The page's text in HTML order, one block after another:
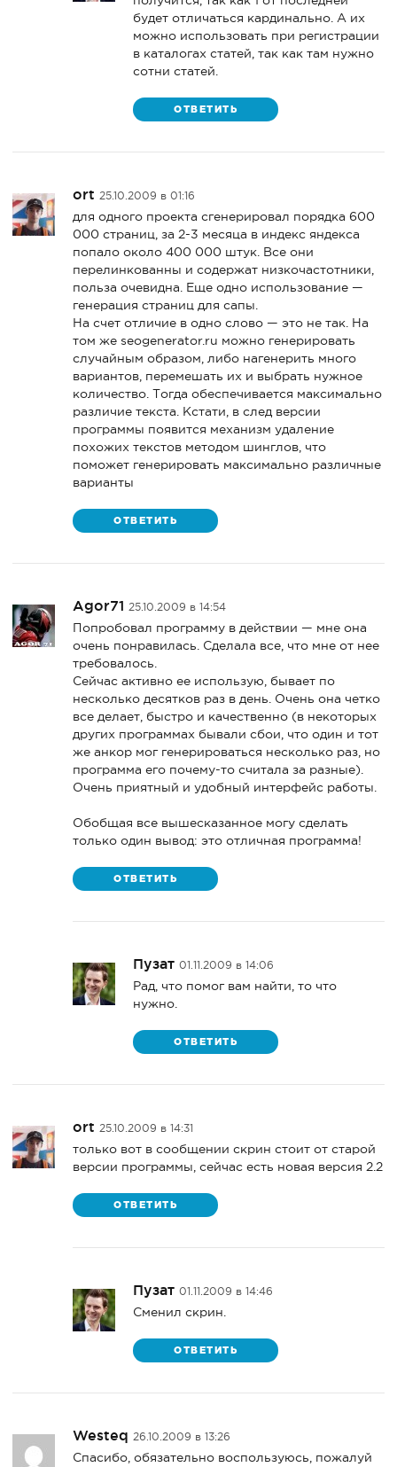
будет отличаться кардинально. А их
можно использовать при регистрации
в каталогах статей, так как там нужно
сотни статей.
ОТВЕТИТЬ
ort 25.10.2009 в 01:16
для одного проекта сгенерировал порядка 600
000 страниц, за 2-3 месяца в индекс яндекса
попало около 400 000 штук. Все они
перелинкованны и содержат низкочастотники,
польза очевидна. Еще одно использование —
генерация страниц для сапы.
На счет отличие в одно слово — это не так. На
том же seogenerator.ru можно генерировать
случайным образом, либо нагенерить много
вариантов, перемешать их и выбрать нужное
количество. Тогда обеспечивается максимально
различие текста. Кстати, в след версии
программы появится механизм удаление
похожих текстов методом шинглов, что
поможет генерировать максимально различные
варианты
ОТВЕТИТЬ
Agor71 25.10.2009 в 14:54
Попробовал программу в действии — мне она
очень понравилась. Сделала все, что мне от нее
требовалось.
Сейчас активно ее использую, бывает по
несколько десятков раз в день. Очень она четко
все делает, быстро и качественно (в некоторых
других программах бывали сбои, что один и тот
же анкор мог генерироваться несколько раз, но
программа его почему-то считала за разные).
Очень приятный и удобный интерфейс работы.
Обобщая все вышесказанное могу сделать
только один вывод: это отличная программа!
ОТВЕТИТЬ
Пузат01.11.2009 в 14:06
Рад, что помог вам найти, то что
нужно.
ОТВЕТИТЬ
ort 25.10.2009 в 14:31
только вот в сообщении скрин стоит от старой
версии программы, сейчас есть новая версия 2.2
ОТВЕТИТЬ
Пузат01.11.2009 в 14:46
Сменил скрин.
ОТВЕТИТЬ
Westeq 26.10.2009 в 13:26
Спасибо, обязательно воспользуюсь, пожалуй